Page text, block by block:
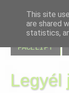
BLOG
FACELIFT
Legyél
This site
are shared
statistics,